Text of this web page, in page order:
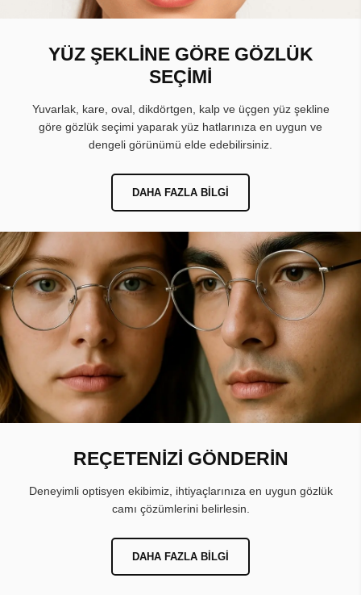
YÜZ ŞEKLİNE GÖRE GÖZLÜK
SEÇİMİ
Yuvarlak, kare, oval, dikdörtgen, kalp ve üçgen yüz şekline
göre gözlük seçimi yaparak yüz hatlarınıza en uygun ve
dengeli görünümü elde edebilirsiniz.
DAHA FAZLA BILGI
REÇETENİZİ GÖNDERİN
Deneyimli optisyen ekibimiz, ihtiyaçlarınıza en uygun gözlük
camı çözümlerini belirlesin.
DAHA FAZLA BILGI